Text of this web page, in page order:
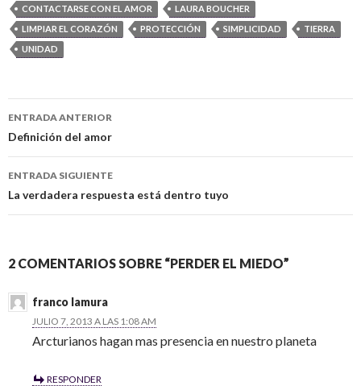
CONTACTARSE CON EL AMOR
LAURA BOUCHER
LIMPIAR EL CORAZÓN
PROTECCIÓN SIMPLICIDAD
TIERRA
UNIDAD
Navegación
de
entradas
ENTRADA ANTERIOR
Definición del amor
ENTRADA SIGUIENTE
La verdadera respuesta está dentro tuyo
2 COMENTARIOS SOBRE “PERDER EL MIEDO”
franco lamura
JULIO 7, 2013 A LAS 1:08 AM
Arcturianos hagan mas presencia en nuestro planeta
RESPONDER